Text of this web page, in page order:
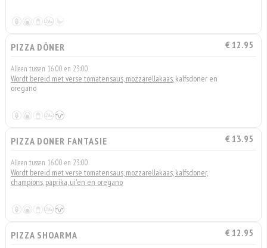
PIZZA DÖNER € 12.95
Alleen tussen 16:00 en 23:00
Wordt bereid met verse tomatensaus, mozzarellakaas, kalfsdoner en
oregano
PIZZA DONER FANTASIE € 13.95
Alleen tussen 16:00 en 23:00
Wordt bereid met verse tomatensaus, mozzarellakaas, kalfsdoner,
champions, paprika, ui'en en oregano
PIZZA SHOARMA € 12.95